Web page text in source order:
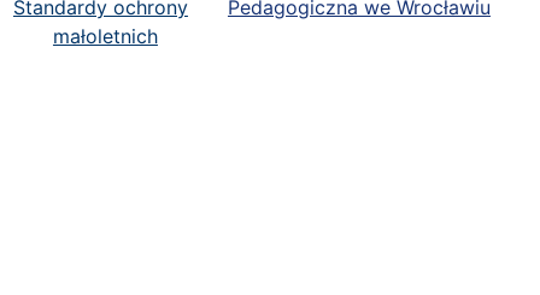
Standardy ochrony
małoletnich
Pedagogiczna we Wrocławiu